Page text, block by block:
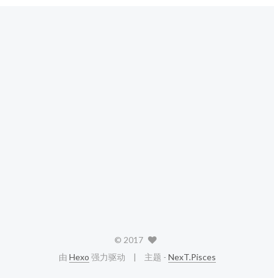
© 2017
由 Hexo 强力驱动 主题 - NexT.Pisces